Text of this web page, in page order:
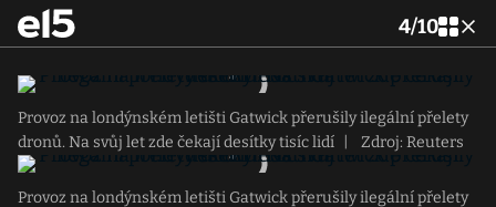
4/10
Provoz na londýnském letišti Gatwick přerušily ilegální přelety
dronů. Na svůj let zde čekají desítky tisíc lidí
Zdroj: Reuters
Provoz na londýnském letišti Gatwick přerušily ilegální přelety